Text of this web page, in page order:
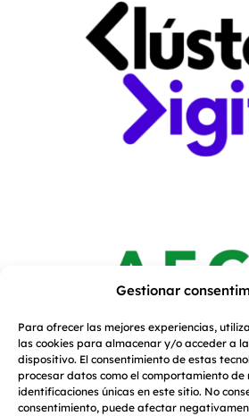
Gestionar
Para ofrecer las mejores experiencias,
las cookies para almacenar y/o acceder a
dispositivo. El consentimiento de estas
procesar datos como el comportamiento de
identificaciones únicas en este sitio. No
consentimiento, puede afectar